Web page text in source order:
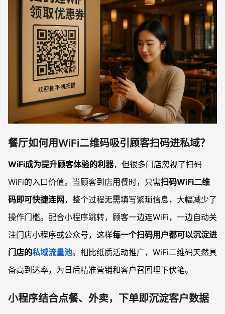
餐厅如何用WiFi二维码吸引顾客扫码进私域？
WiFi成为提升顾客体验的利器，但很多门店忽视了扫码
WiFi的入口价值。当顾客到店用餐时，只需扫码WiFi二维
码即可快捷连网 ，整个过程无需填写繁琐信息，大幅减少了
操作门槛。配合小程序跳转，顾客一边连WiFi，一边自动关
注门店小程序或公众号，这样每一个扫码用户都可以沉淀进
门店的私域流量池。相比纸质活动推广，WiFi二维码天然具
备高到达率，为日后精准营销和客户召回埋下伏笔。
小程序结合点餐、外卖，下单即沉淀客户数据